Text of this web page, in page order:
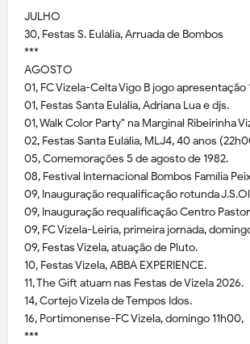
JULHO
30, Festas S. Eulália, Arruada de Bombos
***
AGOSTO
01, FC Vizela-Celta Vigo B jogo apresentação
01, Festas Santa Eulália, Adriana Lua e djs.
01, Walk Color Party" na Marginal Ribeirinha
02, Festas Santa Eulália, MLJ4, 40 anos
05, Comemorações 5 de agosto de 1982.
08, Festival Internacional Bombos Família
09, Inauguração requalificação rotunda
09, Inauguração requalificação Centro
09, FC Vizela-Leiria, primeira jornada,
09, Festas Vizela, atuação de Pluto.
10, Festas Vizela, ABBA EXPERIENCE.
11, The Gift atuam nas Festas de Vizela 2026.
14, Cortejo Vizela de Tempos Idos.
16, Portimonense-FC Vizela, domingo 11h00,
***